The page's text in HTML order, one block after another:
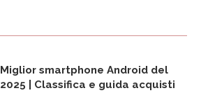
Miglior smartphone Android del
2025 | Classifica e guida acquisti